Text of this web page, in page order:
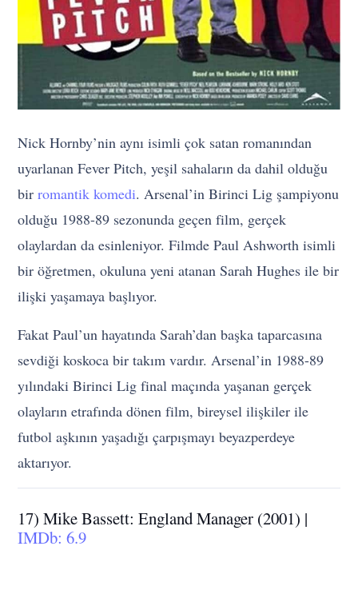
Nick Hornby’nin aynı isimli çok satan romanından
uyarlanan Fever Pitch, yeşil sahaların da dahil olduğu
birromantik komedi. Arsenal’in Birinci Lig şampiyonu
olduğu 1988-89 sezonunda geçen film, gerçek
olaylardan da esinleniyor. Filmde Paul Ashworth isimli
bir öğretmen, okuluna yeni atanan Sarah Hughes ile bir
ilişki yaşamaya başlıyor.
Fakat Paul’un hayatında Sarah’dan başka taparcasına
sevdiği koskoca bir takım vardır. Arsenal’in 1988-89
yılındaki Birinci Lig final maçında yaşanan gerçek
olayların etrafında dönen film, bireysel ilişkiler ile
futbol aşkının yaşadığı çarpışmayı beyazperdeye
aktarıyor.
17) Mike Bassett: England Manager (2001) |
IMDb: 6.9